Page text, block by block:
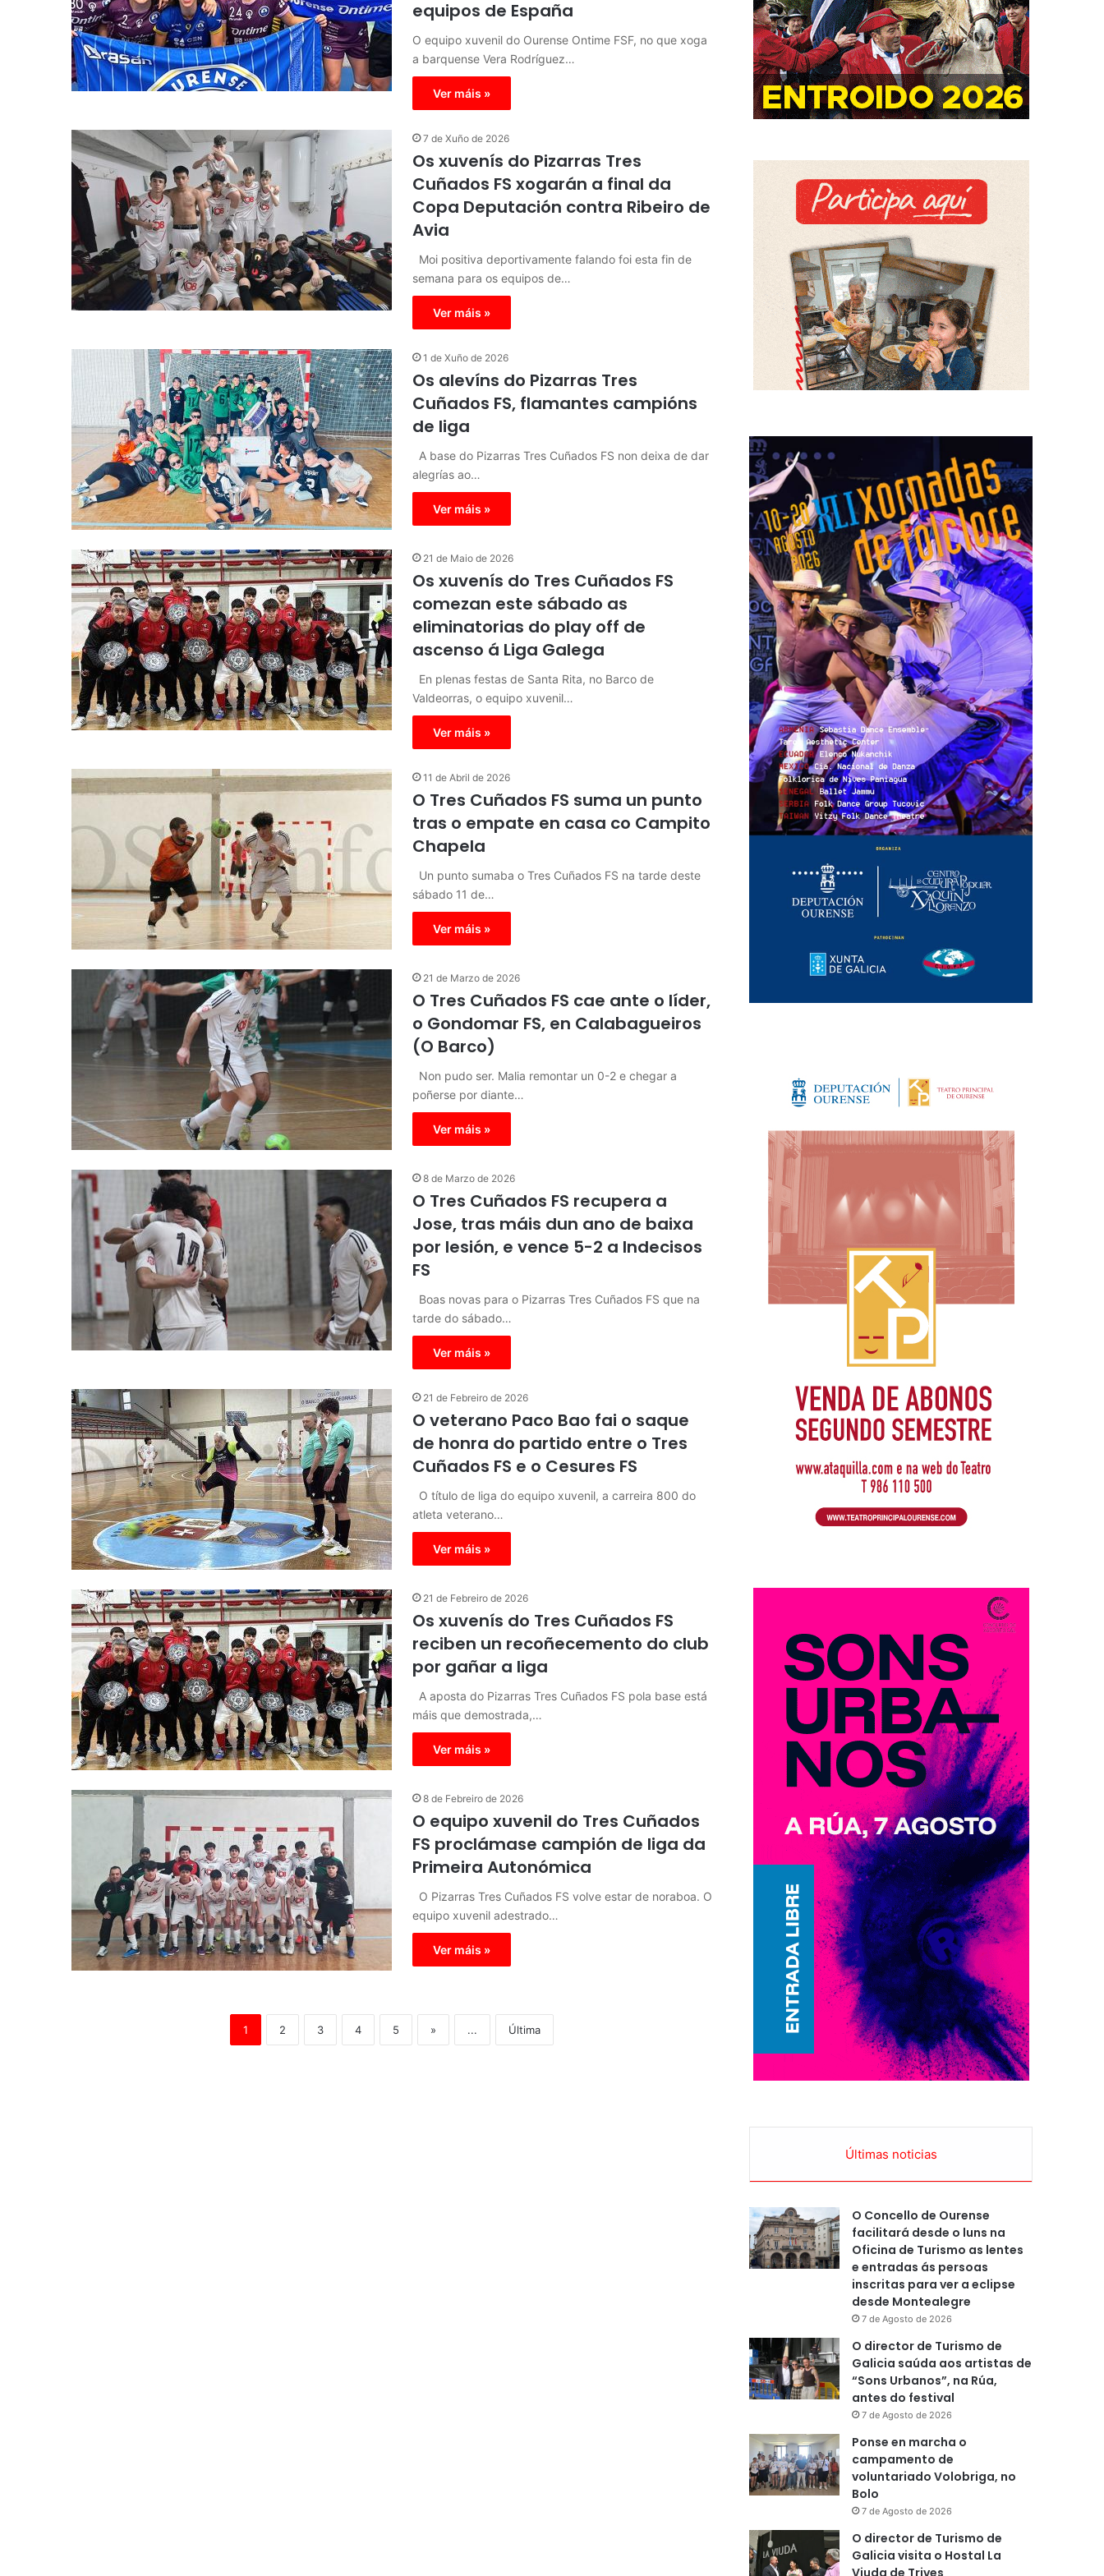
equipos de España
O equipo xuvenil do Ourense Ontime FSF, no que xoga
a barquense Vera Rodríguez…
Ver máis »
7 de Xuño de 2026
Os xuvenís do Pizarras Tres
Cuñados FS xogarán a final da
Copa Deputación contra Ribeiro de
Avia
Moi positiva deportivamente falando foi esta fin de
semana para os equipos de…
Ver máis »
1 de Xuño de 2026
Os alevíns do Pizarras Tres
Cuñados FS, flamantes campións
de liga
A base do Pizarras Tres Cuñados FS non deixa de dar
alegrías ao…
Ver máis »
21 de Maio de 2026
Os xuvenís do Tres Cuñados FS
comezan este sábado as
eliminatorias do play off de
ascenso á Liga Galega
En plenas festas de Santa Rita, no Barco de
Valdeorras, o equipo xuvenil…
Ver máis »
11 de Abril de 2026
O Tres Cuñados FS suma un punto
tras o empate en casa co Campito
Chapela
Un punto sumaba o Tres Cuñados FS na tarde deste
sábado 11 de…
Ver máis »
21 de Marzo de 2026
O Tres Cuñados FS cae ante o líder,
o Gondomar FS, en Calabagueiros
(O Barco)
Non pudo ser. Malia remontar un 0-2 e chegar a
poñerse por diante…
Ver máis »
8 de Marzo de 2026
O Tres Cuñados FS recupera a
Jose, tras máis dun ano de baixa
por lesión, e vence 5-2 a Indecisos
FS
Boas novas para o Pizarras Tres Cuñados FS que na
tarde do sábado…
Ver máis »
21 de Febreiro de 2026
O veterano Paco Bao fai o saque
de honra do partido entre o Tres
Cuñados FS e o Cesures FS
O título de liga do equipo xuvenil, a carreira 800 do
atleta veterano…
Ver máis »
21 de Febreiro de 2026
Os xuvenís do Tres Cuñados FS
reciben un recoñecemento do club
por gañar a liga
A aposta do Pizarras Tres Cuñados FS pola base está
máis que demostrada,…
Ver máis »
8 de Febreiro de 2026
O equipo xuvenil do Tres Cuñados
FS proclámase campión de liga da
Primeira Autonómica
O Pizarras Tres Cuñados FS volve estar de noraboa. O
equipo xuvenil adestrado…
Ver máis »
1 2 3 4 5 » ... Última
Últimas noticias
O Concello de Ourense
facilitará desde o luns na
Oficina de Turismo as lentes
e entradas ás persoas
inscritas para ver a eclipse
desde Montealegre
7 de Agosto de 2026
O director de Turismo de
Galicia saúda aos artistas de
“Sons Urbanos”, na Rúa,
antes do festival
7 de Agosto de 2026
Ponse en marcha o
campamento de
voluntariado Volobriga, no
Bolo
7 de Agosto de 2026
O director de Turismo de
Galicia visita o Hostal La
Viuda de Trives